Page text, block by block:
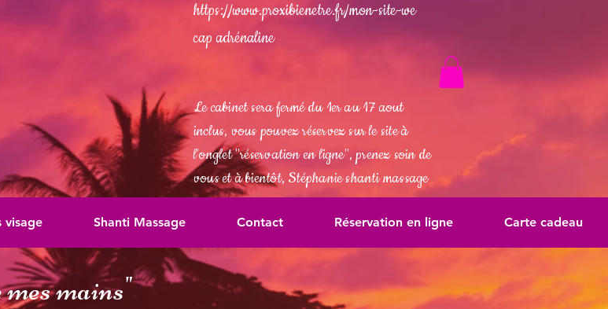
https://www.proxibienetre.fr/mon-site-we
cap adrénaline
Le cabinet sera fermé du 1er au 17 aout
inclus, vous pouvez réservez sur le site à
l'onglet "réservation en ligne", prenez soin de
vous et à bientôt, Stéphanie shanti massage
visage Shanti Massage Contact Réservation en ligne Carte cadeau
mains"